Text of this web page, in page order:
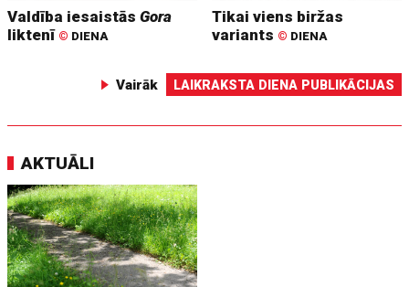
Valdība iesaistāsGora
liktenī © DIENA
Tikai viens biržas
variants © DIENA
Vairāk LAIKRAKSTA DIENA PUBLIKĀCIJAS
AKTUĀLI